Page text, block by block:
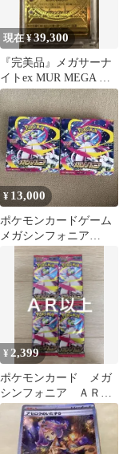
現在 ¥39,300
『完美品』メガサーナ
イトex MUR MEGA 拡
張パック メガシンフォ
ニア
¥ 13,000
ポケモンカードゲーム
メガシンフォニア
2BOXセット
¥ 2,399
ポケモンカード メガ
シンフォニア ＡＲ以
上封入 ４パック 新
品未開封